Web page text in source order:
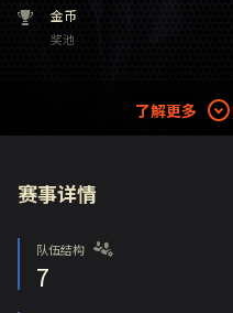
金币
奖池
了解更多
赛事详情
队伍结构
7